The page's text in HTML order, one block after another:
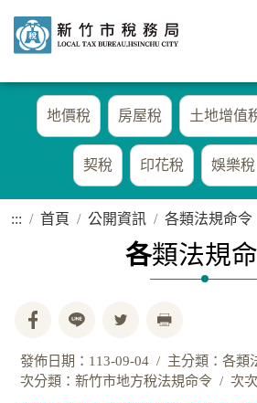
地價稅 房屋稅 土地增值
契稅 印花稅 娛樂稅
::: 首頁 公開資訊 各類法規命令
各類法規
發佈日期：113-09-04
主分類：各類
次分類：新竹市地方稅法規命令
次